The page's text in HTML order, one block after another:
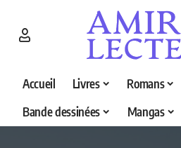
Accueil Livres Romans
Bande dessinées
Mangas